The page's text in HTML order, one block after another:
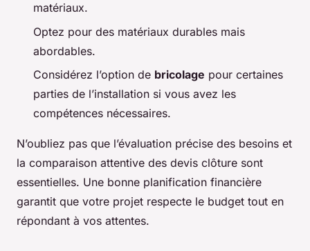
matériaux.
Optez pour des matériaux durables mais
abordables.
Considérez l’option de bricolage pour certaines
parties de l’installation si vous avez les
compétences nécessaires.
N’oubliez pas que l’évaluation précise des besoins et
la comparaison attentive des devis clôture sont
essentielles. Une bonne planification financière
garantit que votre projet respecte le budget tout en
répondant à vos attentes.